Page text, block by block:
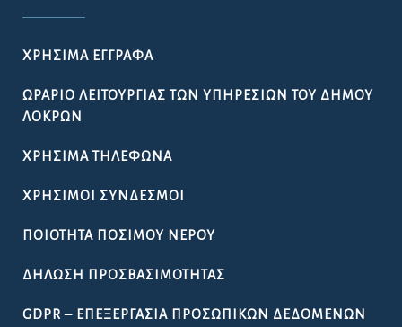
ΧΡΉΣΙΜΑ ΈΓΓΡΑΦΑ
ΩΡΆΡΙΟ ΛΕΙΤΟΥΡΓΊΑΣ ΤΩΝ ΥΠΗΡΕΣΙΏΝ ΤΟΥ ΔΉΜΟΥ
ΛΟΚΡΏΝ
ΧΡΉΣΙΜΑ ΤΗΛΈΦΩΝΑ
ΧΡΉΣΙΜΟΙ ΣΎΝΔΕΣΜΟΙ
ΠΟΙΌΤΗΤΑ ΠΌΣΙΜΟΥ ΝΕΡΟΎ
ΔΉΛΩΣΗ ΠΡΟΣΒΑΣΙΜΌΤΗΤΑΣ
GDPR – ΕΠΕΞΕΡΓΑΣΙΑ ΠΡΟΣΩΠΙΚΩΝ ΔΕΔΟΜΕΝΩΝ